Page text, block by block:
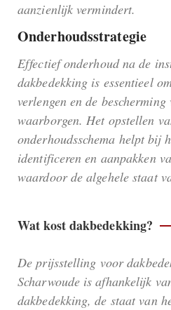
aanzienlijk vermindert.
Onderhoudsstrategie
Effectief onderhoud na de
dakbedekking is essentieel
verlengen en de
waarborgen. Het opstellen
onderhoudsschema helpt bij
identificeren en aanpakken
waardoor de algehele staat
Wat kost dakbedekking?
De prijsstelling voor
Scharwoude is afhankelijk
dakbedekking, de staat van